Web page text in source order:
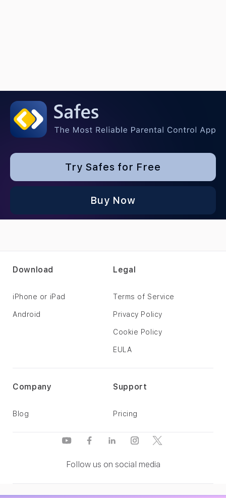
Try Safes for Free
Buy Now
Follow us on social media
Support
Pricing
Company
Blog
Legal
Terms of Service
Privacy Policy
Cookie Policy
EULA
Download
iPhone or iPad
Android